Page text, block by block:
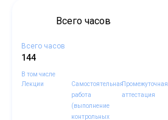
Всего часов
Всего часов
144
В том числе
Лекции
Самостоятельная
работа
(выполнение
контрольных
Промежуточная
аттестация